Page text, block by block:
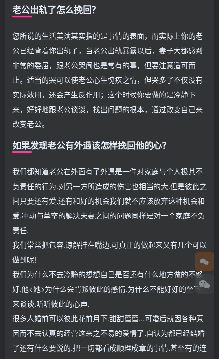
老公出轨了怎么挽回？
您所说的生活美满其实指的是事情的表面，而实际上你的老
公已经背着你出轨了，当老公出轨暴露以后，妻子大都感到
非常的委屈，跟老公哭闹也是常有的事，但要注意适可而
止。适当的哭可以使老公心生愧疚之情，但哭多了不仅没有
实际效用，还会产生反作用；这个时候你要做的是冷静下
来，好好地跟老公谈谈，找出问题的根本，通过改变自己来
改变老公。
如果发现老公有外遇该怎样挽回他的心？
我们都知道老公在外面有了外遇是一件对家庭与个人极其不
负责任的行为.对另一方所造成的伤害也相当的大.但是彼此之
间只要还有爱.还有和好的机会我们就不应该放弃这种机会和
爱.冲动与草率的解决夫妻之间的问题同样是对一个家庭不负
责任.
我们常常把包容.谅解挂在嘴边.可真正的做起来又有几个可以
做到呢!
我们为什么不去冷静的想想自己是否还有什么地方做的不够
好.他<她>为什么会背叛彼此的感情.为什么不能好好的坐下
来谈谈.听听彼此的心声.
很多人婚前可以彼此花前月下.甜甜蜜蜜...可婚后就因各种原
因而不去认真的经营这来之不易的爱情了.自认为都已经结婚
了还有什么要说的.把一切都看成顺理成章的事情.甚至有的连